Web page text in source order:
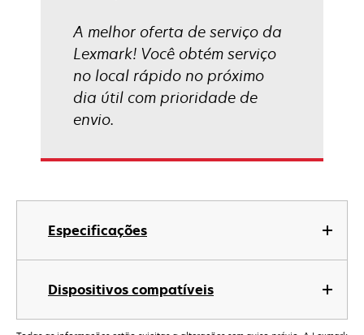
Especificações
Dispositivos compatíveis
A melhor oferta de serviço da
Lexmark! Você obtém serviço
no local rápido no próximo
dia útil com prioridade de
envio.